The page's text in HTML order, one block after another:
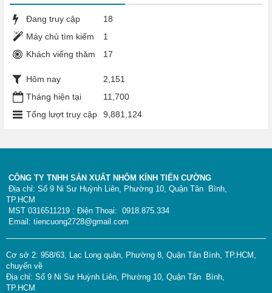
Đang truy cập
18
Máy chủ tìm kiếm
1
Khách viếng thăm
17
Hôm nay
2,151
Tháng hiện tại
11,700
Tổng lượt truy cập
9,881,124
CÔNG TY TNHH SẢN XUẤT NHÔM KÍNH TIẾN CƯỜNG
Địa chỉ: Số 9 Ni Sư Huỳnh Liên, Phường 10, Quận Tân Bình,
TP.HCM
MST 0316511219 : Điện Thoại: 0918.875.334
Email: tiencuong2728@gmail.com
Cơ sở 2: 958/63, Lạc Long quân, Phường 8, Quận Tân Bình, TP.HCM,
chuyển về
Địa chỉ: Số 9 Ni Sư Huỳnh Liên, Phường 10, Quận Tân Bình,
TP.HCM